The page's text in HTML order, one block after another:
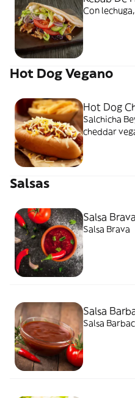
Con
Hot Dog Vegano
Hot Dog
Salchicha
cheddar
Salsas
Salsa Brava
Salsa Brava
Salsa
Salsa